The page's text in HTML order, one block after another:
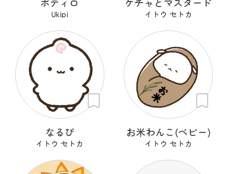
Ukipi イトウ セトカ
なるぴ
イトウ セトカ
お米わんこ(ベビー)
イトウ セトカ